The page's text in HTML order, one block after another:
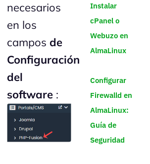
necesarios
en los
campos de
Configuración
del
software :
Instalar
cPanel o
Webuzo en
AlmaLinux
Configurar
Firewalld en
AlmaLinux:
Guía de
Seguridad